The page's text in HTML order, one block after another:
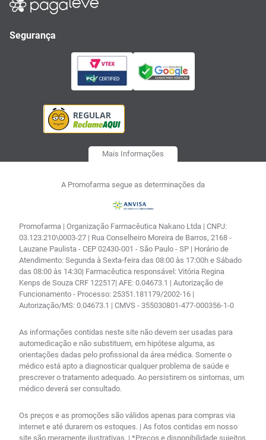
Segurança
Mais Informações
A Promofarma segue as determinações da
Promofarma | Organização Farmacêutica Nakano Ltda | CNPJ:
03.123.210\0003-27 | Rua Conselheiro Moreira de Barros, 2168 -
Lauzane Paulista - CEP 02430-001 - São Paulo - SP | Horário de
Atendimento: Segunda à Sexta-feira das 08:00 às 17:00h e Sábado
das 08:00 às 14:30| Farmacêutica responsável: Vitória Regina
Kenps de Souza CRF 122517| AFE: 0.04673.1 | Autorização de
Funcionamento - Processo: 25351.181179/2002-16 |
Autorização/MS: 0.04673.1 | CMVS - 355030801-477-000356-1-0
As informações contidas neste site não devem ser usadas para
automedicação e não substituem, em hipótese alguma, as
orientações dadas pelo profissional da área médica. Somente o
médico está apto a diagnosticar qualquer problema de saúde e
prescrever o tratamento adequado. Ao persistirem os sintomas, um
médico deverá ser consultado.
Os preços e as promoções são válidos apenas para compras via
internet e até durarem os estoques. | As fotos contidas em nosso
site são meramente ilustrativas. | *Preços e disponibilidade sujeitos